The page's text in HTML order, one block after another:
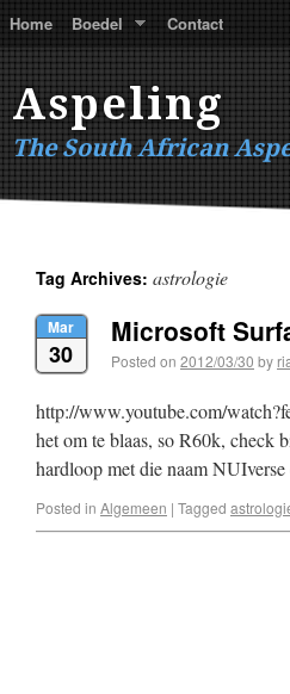
Home Boedel Contact
Aspeling
The South African
Tag Archives: astrologie
Mar
30
Microsoft
Posted on 2012/03/30 by
http://www.youtube.com/
het om te blaas, so R60k, check
hardloop met die naam
Posted in Algemeen | Tagged